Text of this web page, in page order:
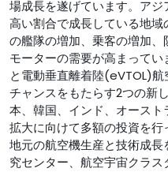
場成長を遂げています。ア
高い割合で成長している地域
の艦隊の増加、乗客の増加
モーターの需要が高まって
と電動垂直離着陸(eVTOL)
チャンスをもたらす2つの新
本、韓国、インド、オース
拡大に向けて多額の投資を行
地元の航空機生産と技術成
究センター、航空宇宙クラス